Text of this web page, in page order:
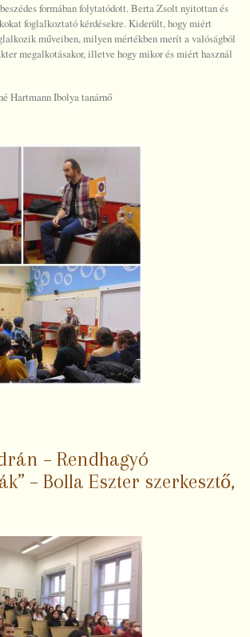
formában folytatódott. Berta Zsolt nyitottan és
foglalkoztató kérdésekre. Kiderült, hogy miért
műveiben, milyen mértékben merít a valóságból
megalkotásakor, illetve hogy mikor és miért használ
Hartmann Ibolya tanárnő
– Rendhagyó
– Bolla Eszter szerkesztő,